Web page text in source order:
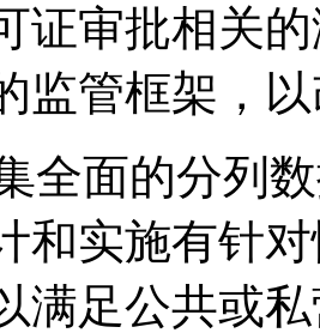
证审批相关
监管框架，
全面的分列
和实施有针
满足公共或